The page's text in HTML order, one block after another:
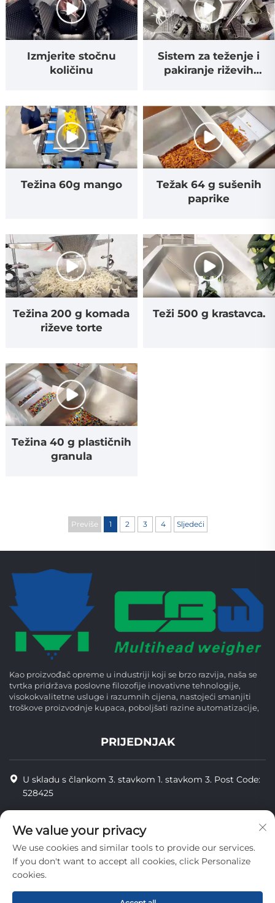
Izmjerite stočnu
količinu
Sistem za teženje i
pakiranje riževih
Težina 60g mango
Težak 64 g sušenih
paprike
Težina 200 g komada
riževe torte
Teži 500 g krastavca.
Težina 40 g plastičnih
granula
Previše 1 2 3 4 Sljedeći
Kao proizvođač opreme u industriji koji se brzo razvija, naša se
tvrtka pridržava poslovne filozofije inovativne tehnologije,
visokokvalitetne usluge i razumnih cijena, nastojeći smanjiti
troškove proizvodnje kupaca, poboljšati razine automatizacije,
PRIJEDNJAK
U skladu s člankom 3. stavkom 1. stavkom 3. Post Code:
528425
[email protected]
We value your privacy
We use cookies and similar tools to provide our services.
If you don't want to accept all cookies, click Personalize
cookies.